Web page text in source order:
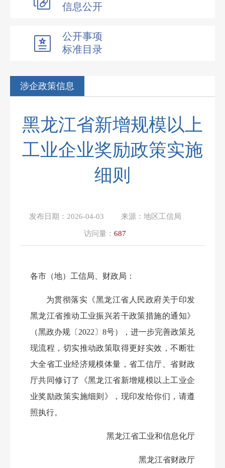
信息公开
公开事项
标准目录
涉企政策信息
黑龙江省新增规模以上
工业企业奖励政策实施
细则
发布日期： 2026-04-03 来源： 地区工信局
访问量： 687
各市（地）工信局、财政局：
为贯彻落实《黑龙江省人民政府关于印发
黑龙江省推动工业振兴若干政策措施的通知》
（黑政办规〔2022〕8号），进一步完善政策兑
现流程，切实推动政策取得更好实效，不断壮
大全省工业经济规模体量，省工信厅、省财政
厅共同修订了《黑龙江省新增规模以上工业企
业奖励政策实施细则》，现印发给你们，请遵
照执行。
黑龙江省工业和信息化厅
黑龙江省财政厅